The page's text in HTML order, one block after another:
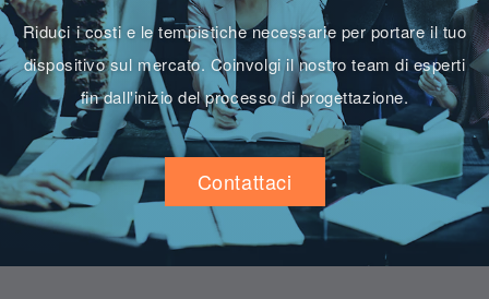
Riduci i costi e le tempistiche necessarie per portare il tuo
dispositivo sul mercato. Coinvolgi il nostro team di esperti
fin dall'inizio del processo di progettazione.
Contattaci